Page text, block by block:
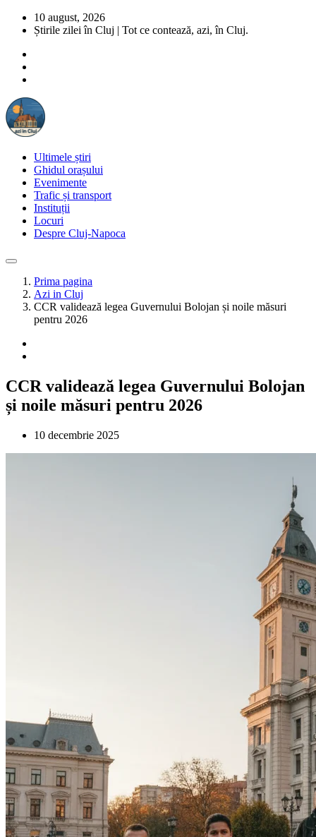
10 august, 2026
Știrile zilei în Cluj | Tot ce contează, azi, în Cluj.
Ultimele știri
Ghidul orașului
Evenimente
Trafic și transport
Instituții
Locuri
Despre Cluj-Napoca
Prima pagina
Azi in Cluj
CCR validează legea Guvernului Bolojan și noile măsuri
pentru 2026
CCR validează legea Guvernului Bolojan
și noile măsuri pentru 2026
10 decembrie 2025